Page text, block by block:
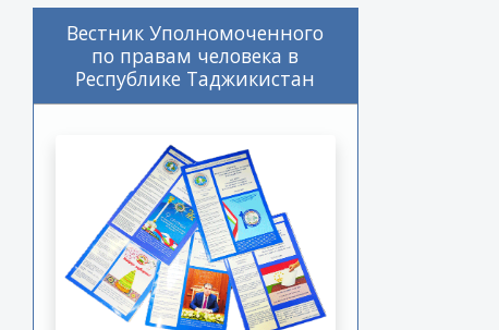
Вестник Уполномоченного
по правам человека в
Республике Таджикистан